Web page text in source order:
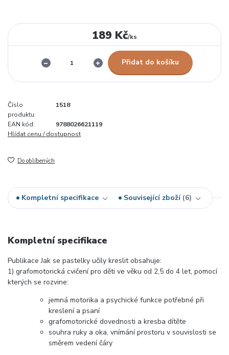
189 Kč/ks
Přidat do košíku
Číslo
produktu:
1518
EAN kód:
9788026621119
Hlídat cenu / dostupnost
Do oblíbených
Kompletní specifikace Související zboží 6
Kompletní specifikace
Publikace Jak se pastelky učily kreslit obsahuje:
1) grafomotorická cvičení pro děti ve věku od 2,5 do 4 let, pomocí
kterých se rozvine:
jemná motorika a psychické funkce potřebné při
kreslení a psaní
grafomotorické dovednosti a kresba dítěte
souhra ruky a oka, vnímání prostoru v souvislosti se
směrem vedení čáry